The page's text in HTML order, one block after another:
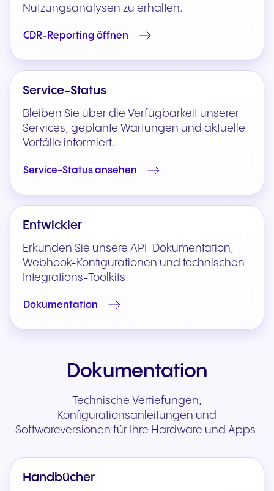
Nutzungsanalysen zu erhalten.
CDR-Reporting öffnen
Service-Status
Bleiben Sie über die Verfügbarkeit unserer
Services, geplante Wartungen und aktuelle
Vorfälle informiert.
Service-Status ansehen
Entwickler
Erkunden Sie unsere API-Dokumentation,
Webhook-Konfigurationen und technischen
Integrations-Toolkits.
Dokumentation
Dokumentation
Technische Vertiefungen,
Konfigurationsanleitungen und
Softwareversionen für Ihre Hardware und Apps.
Handbücher